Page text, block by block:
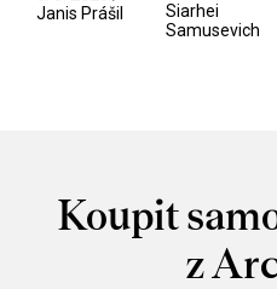
Janis Prášil
Siarhei
Samusevich
Koupit
z